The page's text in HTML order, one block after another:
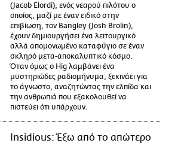
(Jacob Elordi), ενός νεαρού πιλότου ο
οποίος, μαζί με έναν ειδικό στην
επιβίωση, τον Bangley (Josh Brolin),
έχουν δημιουργήσει ένα λειτουργικό
αλλά απομονωμένο καταφύγιο σε έναν
σκληρό μετα-αποκαλυπτικό κόσμο.
Όταν όμως ο Hig λαμβάνει ένα
μυστηριώδες ραδιομήνυμα, ξεκινάει για
το άγνωστο, αναζητώντας την ελπίδα και
την ανθρωπιά που εξακολουθεί να
πιστεύει ότι υπάρχουν.
Insidious: Έξω από το απώτερο